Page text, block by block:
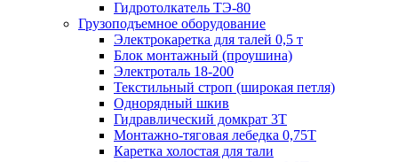
Гидротолкатель ТЭ-80
Грузоподъемное оборудование
Электрокаретка для талей 0,5 т
Блок монтажный (проушина)
Электроталь 18-200
Текстильный строп (широкая петля)
Однорядный шкив
Гидравлический домкрат 3T
Монтажно-тяговая лебедка 0,75Т
Каретка холостая для тали